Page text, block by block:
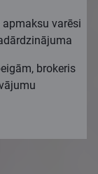
apmaksu varēsi
brokeris